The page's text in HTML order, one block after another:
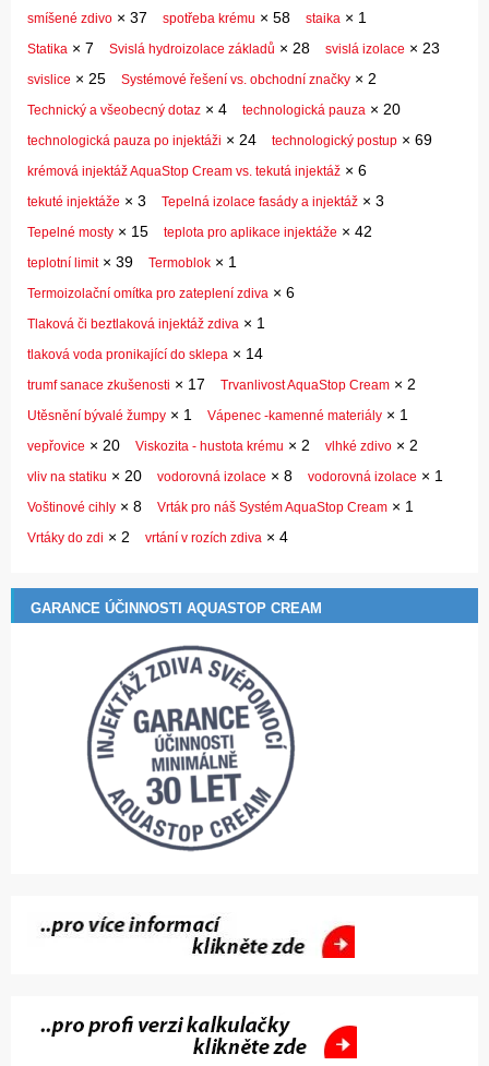
smíšené zdivo × 37 spotřeba krému × 58 staika × 1
Statika × 7 Svislá hydroizolace základů × 28 svislá izolace × 23
svislice × 25 Systémové řešení vs. obchodní značky × 2
Technický a všeobecný dotaz × 4 technologická pauza × 20
technologická pauza po injektáži × 24 technologický postup × 69
krémová injektáž AquaStop Cream vs. tekutá injektáž × 6
tekuté injektáže × 3 Tepelná izolace fasády a injektáž × 3
Tepelné mosty × 15 teplota pro aplikace injektáže × 42
teplotní limit× 39 Termoblok × 1
Termoizolační omítka pro zateplení zdiva × 6
Tlaková či beztlaková injektáž zdiva × 1
tlaková voda pronikající do sklepa × 14
trumf sanace zkušenosti × 17 Trvanlivost AquaStop Cream × 2
Utěsnění bývalé žumpy × 1 Vápenec -kamenné materiály × 1
vepřovice × 20 Viskozita - hustota krému × 2 vlhké zdivo × 2
vliv na statiku × 20 vodorovná izolace × 8 vodorovná izolace × 1
Voštinové cihly × 8 Vrták pro náš Systém AquaStop Cream × 1
Vrtáky do zdi × 2 vrtání v rozích zdiva × 4
GARANCE ÚČINNOSTI AQUASTOP CREAM